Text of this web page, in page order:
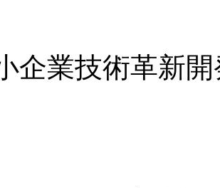
企業技術革新